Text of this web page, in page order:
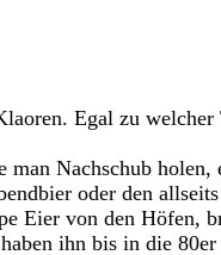
Egal zu
Nachschub holen,
oder den
Eier von den Höfen,
ihn bis in die